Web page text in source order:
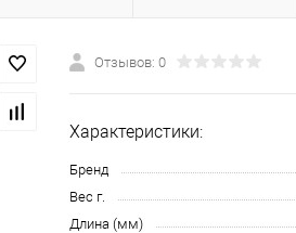
Отзывов: 0
Характеристики:
Бренд
Вес г.
Длина (мм)